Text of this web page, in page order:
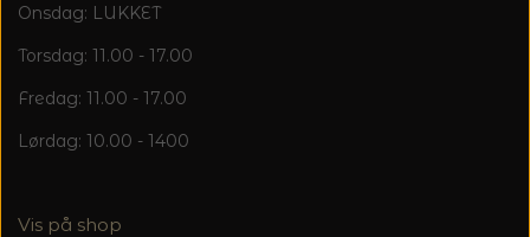
Onsdag: LUKKET
Torsdag: 11.00 - 17.00
Fredag: 11.00 - 17.00
Lørdag: 10.00 - 1400
Vis på shop